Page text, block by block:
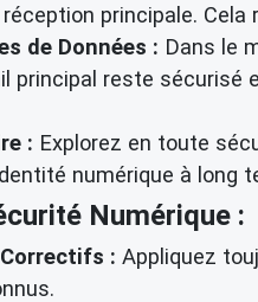
principale.
de Données : Dans le
principal reste
: Explorez en toute
numérique à long
Numérique :
: Appliquez